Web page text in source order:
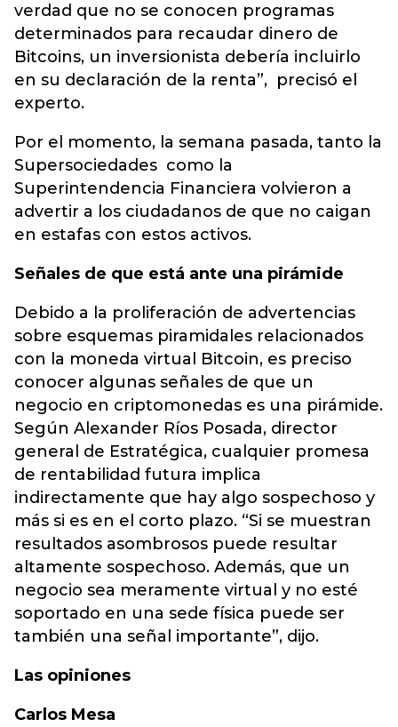
verdad que no se conocen programas
determinados para recaudar dinero de
Bitcoins, un inversionista debería incluirlo
en su declaración de la renta”, precisó el
experto.
Por el momento, la semana pasada, tanto la
Supersociedades como la
Superintendencia Financiera volvieron a
advertir a los ciudadanos de que no caigan
en estafas con estos activos.
Señales de que está ante una pirámide
Debido a la proliferación de advertencias
sobre esquemas piramidales relacionados
con la moneda virtual Bitcoin, es preciso
conocer algunas señales de que un
negocio en criptomonedas es una pirámide.
Según Alexander Ríos Posada, director
general de Estratégica, cualquier promesa
de rentabilidad futura implica
indirectamente que hay algo sospechoso y
más si es en el corto plazo. “Si se muestran
resultados asombrosos puede resultar
altamente sospechoso. Además, que un
negocio sea meramente virtual y no esté
soportado en una sede física puede ser
también una señal importante”, dijo.
Las opiniones
Carlos Mesa